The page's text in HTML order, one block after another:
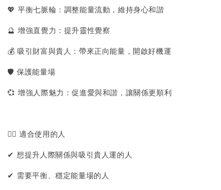
💖 平衡七脈輪：調整能量流動，維持身心和諧
🔮 增強直覺力：提升靈性覺察
💰 吸引財富與貴人：帶來正向能量，開啟好機運
🛡 保護能量場
💞 增強人際魅力：促進愛與和諧，讓關係更順利
🙋‍♀️ 適合使用的人
✔ 想提升人際關係與吸引貴人運的人
✔ 需要平衡、穩定能量場的人